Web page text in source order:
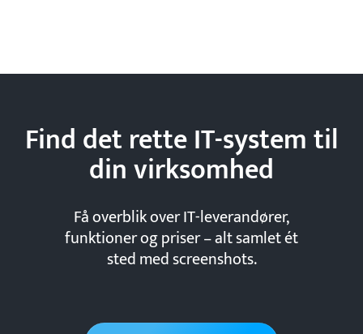
Find det rette IT-system til
dinvirksomhed
Få overblik over IT-leverandører,
funktioner og priser – alt samlet ét
sted med screenshots.